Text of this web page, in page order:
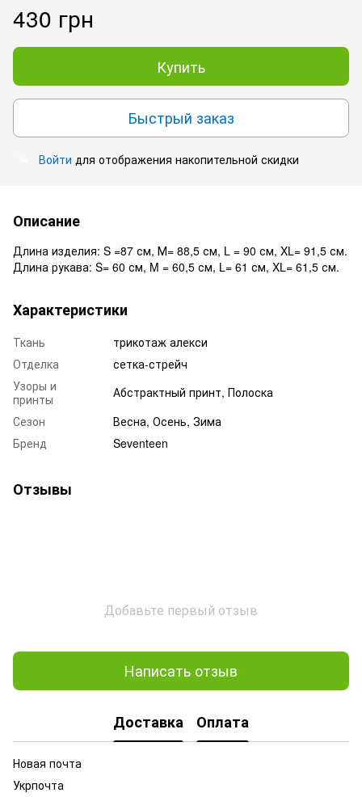
430 грн
Купить
Быстрый заказ
Войти для отображения накопительной скидки
Описание
Длина изделия: S =87 см, М= 88,5 см, L = 90 см, XL= 91,5 см.
Длина рукава: S= 60 см, M = 60,5 см, L= 61 см, XL= 61,5 см.
Характеристики
Ткань
трикотаж алекси
Отделка
сетка-стрейч
Узоры и
принты
Абстрактный принт, Полоска
Сезон
Весна, Осень, Зима
Бренд
Seventeen
Отзывы
Добавьте первый отзыв
Написать отзыв
Доставка Оплата
Новая почта
Укрпочта